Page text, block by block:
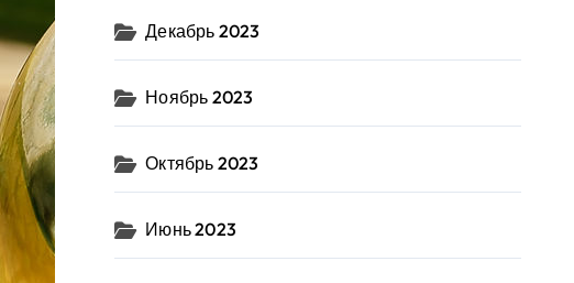
Декабрь 2023
Ноябрь 2023
Октябрь 2023
Июнь 2023